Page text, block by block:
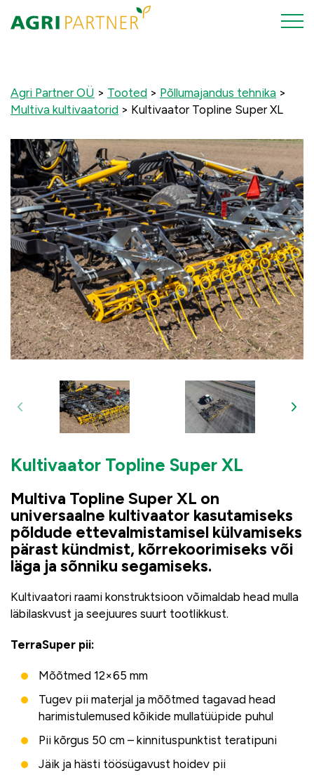
Agri Partner OÜ > Tooted > Põllumajandus tehnika >
Multiva kultivaatorid > Kultivaator Topline Super XL
Kultivaator Topline Super XL
Multiva Topline Super XL on
universaalne kultivaator kasutamiseks
põldude ettevalmistamisel külvamiseks
pärast kündmist, kõrrekoorimiseks või
läga ja sõnniku segamiseks.
Kultivaatori raami konstruktsioon võimaldab head mulla
läbilaskvust ja seejuures suurt tootlikkust.
TerraSuper pii:
Mõõtmed 12×65 mm
Tugev pii materjal ja mõõtmed tagavad head
harimistulemused kõikide mullatüüpide puhul
Pii kõrgus 50 cm – kinnituspunktist teratipuni
Jäik ja hästi töösügavust hoidev pii